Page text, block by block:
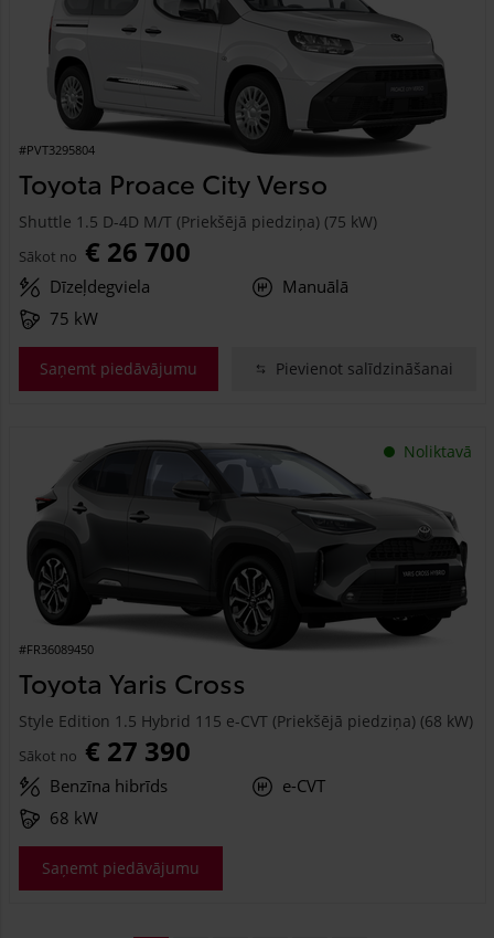
#PVT3295804
Toyota Proace City Verso
Shuttle 1.5 D-4D M/T (Priekšējā piedziņa) (75 kW)
Sākot no € 26 700
Dīzeļdegviela
Manuālā
75 kW
Saņemt piedāvājumu Pievienot salīdzināšanai
Noliktavā
#FR36089450
Toyota Yaris Cross
Style Edition 1.5 Hybrid 115 e-CVT (Priekšējā piedziņa) (68 kW)
Sākot no € 27 390
Benzīna hibrīds
e-CVT
68 kW
Saņemt piedāvājumu